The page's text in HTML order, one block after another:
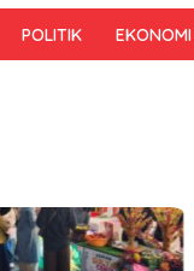
POLITIK